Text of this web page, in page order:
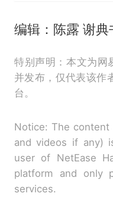
编辑：陈露 谢典
特别声明：本文为网
并发布，仅代表该作
台。
Notice: The
and videos if any)
user of NetEase
platform and only
services.